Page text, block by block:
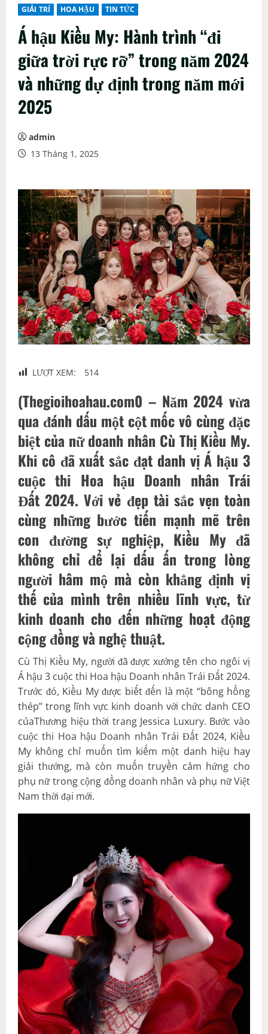
GIẢI TRÍ HOA HẬU TIN TỨC
Á hậu Kiều My: Hành trình “đi
giữa trời rực rỡ” trong năm 2024
và những dự định trong năm mới
2025
admin
13 Tháng 1, 2025
LƯỢT XEM: 514
(Thegioihoahau.com0 – Năm 2024 vừa
qua đánh dấu một cột mốc vô cùng đặc
biệt của nữ doanh nhân Cù Thị Kiều My.
Khi cô đã xuất sắc đạt danh vị Á hậu 3
cuộc thi Hoa hậu Doanh nhân Trái
Đất 2024. Với vẻ đẹp tài sắc vẹn toàn
cùng những bước tiến mạnh mẽ trên
con đường sự nghiệp, Kiều My đã
không chỉ để lại dấu ấn trong lòng
người hâm mộ mà còn khẳng định vị
thế của mình trên nhiều lĩnh vực, từ
kinh doanh cho đến những hoạt động
cộng đồng và nghệ thuật.
Cù Thị Kiều My, người đã được xướng tên cho ngôi vị
Á hậu 3 cuộc thi Hoa hậu Doanh nhân Trái Đất 2024.
Trước đó, Kiều My được biết đến là một “bông hồng
thép” trong lĩnh vực kinh doanh với chức danh CEO
củaThương hiệu thời trang Jessica Luxury. Bước vào
cuộc thi Hoa hậu Doanh nhân Trái Đất 2024, Kiều
My không chỉ muốn tìm kiếm một danh hiệu hay
giải thưởng, mà còn muốn truyền cảm hứng cho
phụ nữ trong cộng đồng doanh nhân và phụ nữ Việt
Nam thời đại mới.